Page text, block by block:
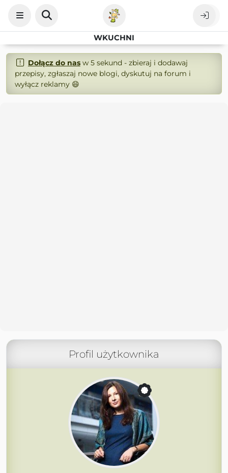
WKUCHNI
Dołącz do nasw 5 sekund - zbieraj i dodawaj
przepisy, zgłaszaj nowe blogi, dyskutuj na forum i
wyłącz reklamy 😄
Profil użytkownika